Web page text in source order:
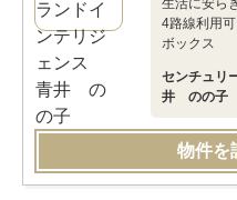
生活に安ら
4路線利用
ボックス
センチュリ
井 のの子
物件を